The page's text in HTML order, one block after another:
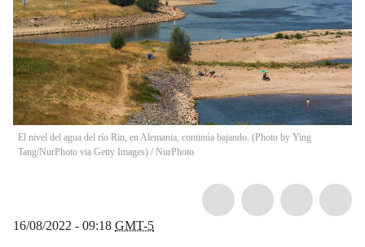
El nivel del agua del río Rin, en Alemania, continúa bajando. (Photo by Ying
Tang/NurPhoto via Getty Images) / NurPhoto
16/08/2022 - 09:18 GMT-5